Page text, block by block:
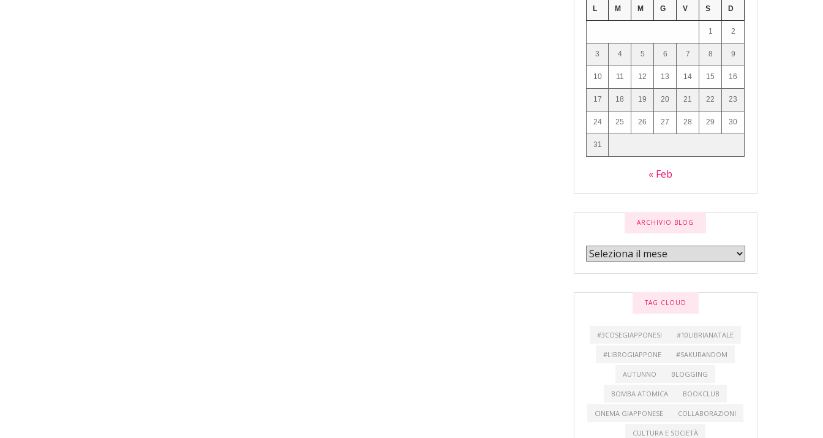
L M M G V S D
1 2
3 4 5 6 7 8 9
10 11 12 13 14 15 16
17 18 19 20 21 22 23
24 25 26 27 28 29 30
31
« Feb
ARCHIVIO BLOG
TAG CLOUD
#3COSEGIAPPONESI #10LIBRIANATALE
#LIBROGIAPPONE #SAKURANDOM
AUTUNNO BLOGGING
BOMBA ATOMICA BOOKCLUB
CINEMA GIAPPONESE COLLABORAZIONI
CULTURA E SOCIETÀ